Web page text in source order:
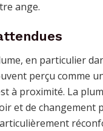
ange.
en particulier
perçu comme
à proximité. La
et de changement